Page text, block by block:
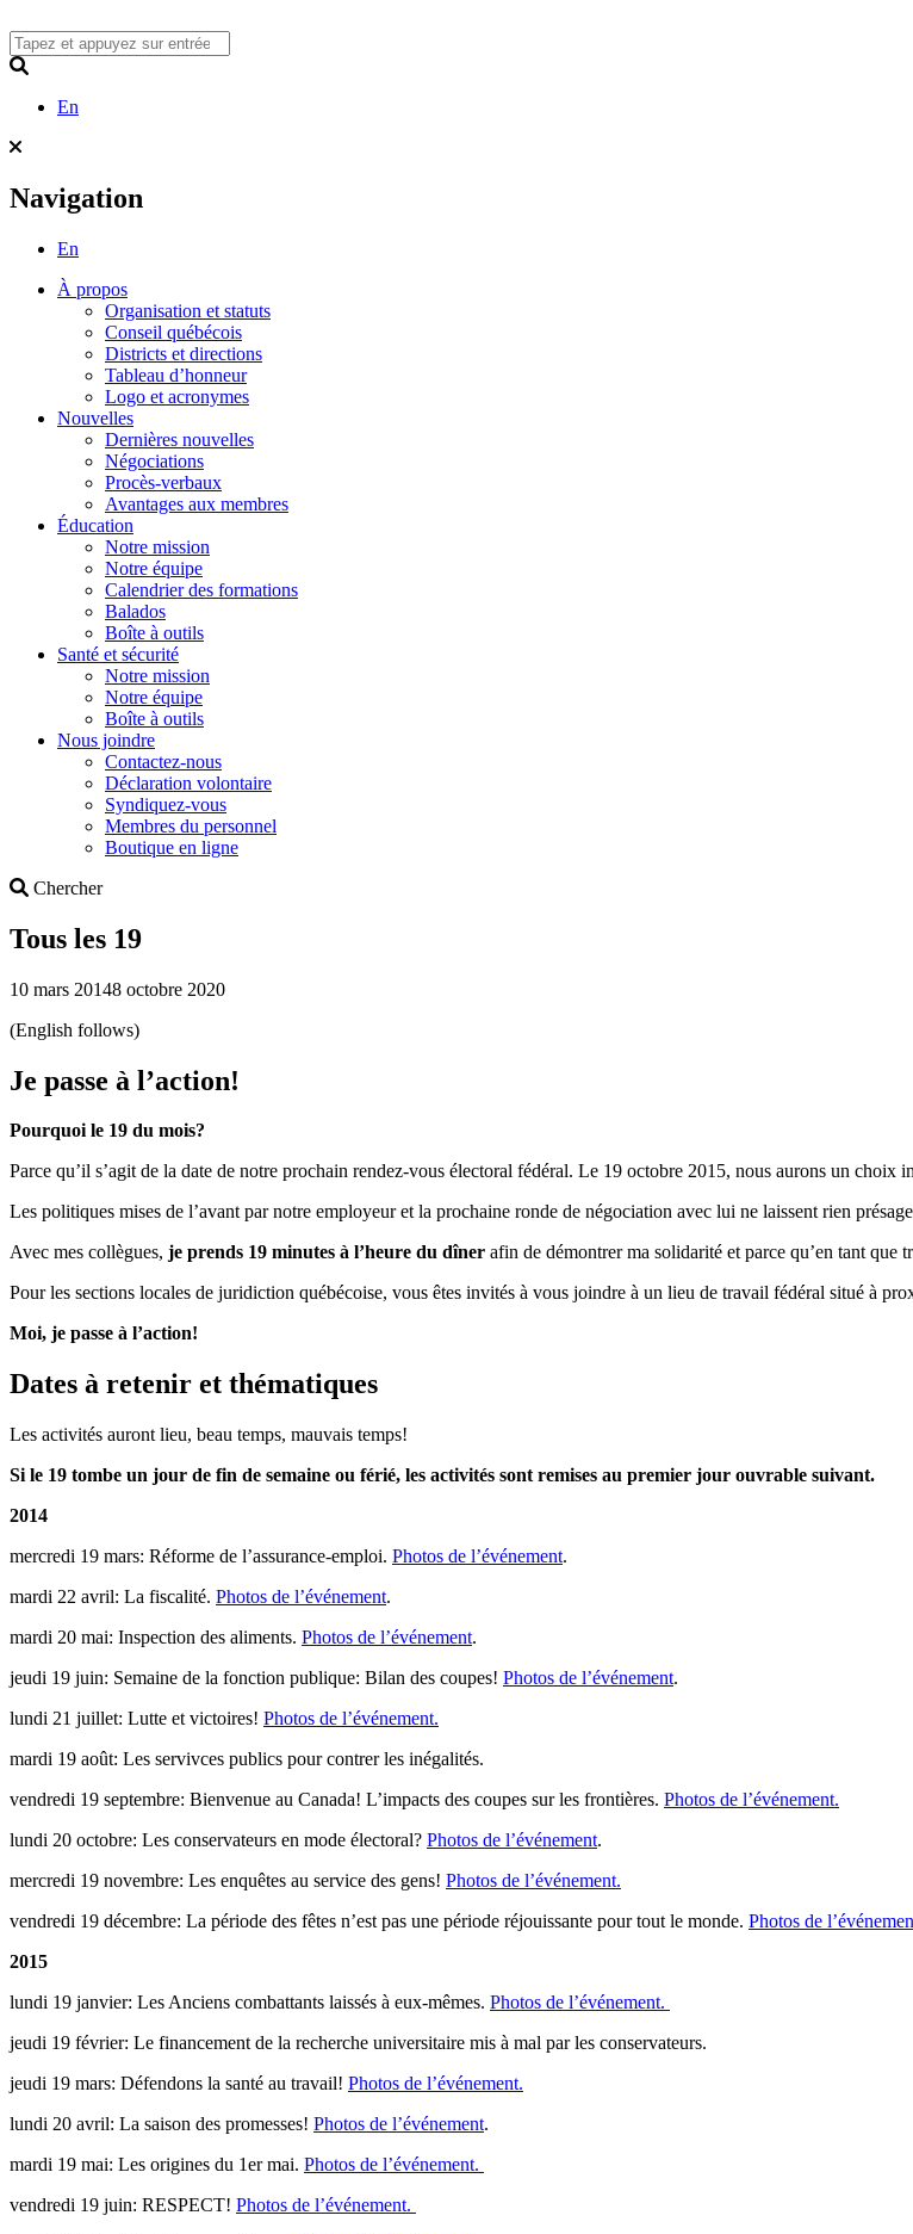
to
content
En
Navigation
En
À propos
Organisation et statuts
Conseil québécois
Districts et directions
Tableau d’honneur
Logo et acronymes
Nouvelles
Dernières nouvelles
Négociations
Procès-verbaux
Avantages aux membres
Éducation
Notre mission
Notre équipe
Calendrier des formations
Balados
Boîte à outils
Santé et sécurité
Notre mission
Notre équipe
Boîte à outils
Nous joindre
Contactez-nous
Déclaration volontaire
Syndiquez-vous
Membres du personnel
Boutique en ligne
ChercherSearch
Tous les 19
10 mars 20148 octobre 2020
(English follows)
Je passe à l’action!
Pourquoi le 19 du mois?
Parce qu’il s’agit de la date de notre prochain rendez-vous électoral fédéral. Le 19 octobre 2015, nous aurons un choix
Les politiques mises de l’avant par notre employeur et la prochaine ronde de négociation avec lui ne laissent rien
Avec mes collègues, je prends 19 minutes à l’heure du dîner afin de démontrer ma solidarité et parce qu’en tant que
Pour les sections locales de juridiction québécoise, vous êtes invités à vous joindre à un lieu de travail fédéral situé à
Moi, je passe à l’action!
Dates à retenir et thématiques
Les activités auront lieu, beau temps, mauvais temps!
Si le 19 tombe un jour de fin de semaine ou férié, les activités sont remises au premier jour ouvrable suivant.
2014
mercredi 19 mars: Réforme de l’assurance-emploi. Photos de l’événement.
mardi 22 avril: La fiscalité. Photos de l’événement.
mardi 20 mai: Inspection des aliments. Photos de l’événement.
jeudi 19 juin: Semaine de la fonction publique: Bilan des coupes! Photos de l’événement.
lundi 21 juillet: Lutte et victoires! Photos de l’événement.
mardi 19 août: Les servivces publics pour contrer les inégalités.
vendredi 19 septembre: Bienvenue au Canada! L’impacts des coupes sur les frontières. Photos de l’événement.
lundi 20 octobre: Les conservateurs en mode électoral? Photos de l’événement.
mercredi 19 novembre: Les enquêtes au service des gens! Photos de l’événement.
vendredi 19 décembre: La période des fêtes n’est pas une période réjouissante pour tout le monde. Photos de
2015
lundi 19 janvier: Les Anciens combattants laissés à eux-mêmes. Photos de l’événement.
jeudi 19 février: Le financement de la recherche universitaire mis à mal par les conservateurs.
jeudi 19 mars: Défendons la santé au travail! Photos de l’événement.
lundi 20 avril: La saison des promesses! Photos de l’événement.
mardi 19 mai: Les origines du 1er mai. Photos de l’événement.
vendredi 19 juin: RESPECT! Photos de l’événement.